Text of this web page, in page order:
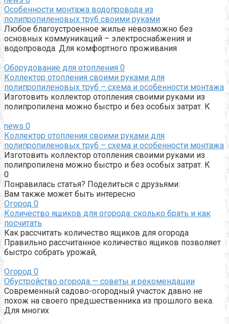
Особенности монтажа водопровода из
полипропиленовых труб своими руками
Любое благоустроенное жилье невозможно без
основных коммуникаций – электроснабжения и
водопровода. Для комфортного проживания
Оборудование для отопления 0
Коллектор отопления своими руками для
полипропиленовых труб – схема и особенности монтажа
Изготовить коллектор отопления своими руками из
полипропилена можно быстро и без особых затрат. К
news 0
Коллектор отопления своими руками для
полипропиленовых труб – схема и особенности монтажа
Изготовить коллектор отопления своими руками из
полипропилена можно быстро и без особых затрат. К
0
Понравилась статья? Поделиться с друзьями:
Вам также может быть интересно
Огород 0
Количество ящиков для огорода: сколько брать и как
посчитать
Как рассчитать количество ящиков для огорода
Правильно рассчитанное количество ящиков позволяет
быстро собрать урожай,
Огород 0
Обустройство огорода — советы и рекомендации
Современный садово-огородный участок давно не
похож на своего предшественника из прошлого века.
Для многих